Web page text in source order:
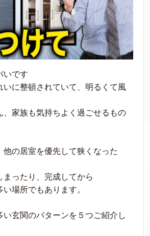
いです
いに整頓されていて、明るくて風
、家族も気持ちよく過ごせるもの
他の居室を優先して狭くなった
まったり、完成してから
場所でもあります。
い玄関のパターンを５つご紹介し